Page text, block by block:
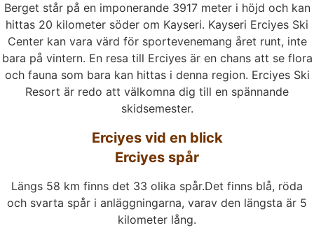
Berget står på en imponerande 3917 meter i höjd och kan
hittas 20 kilometer söder om Kayseri. Kayseri Erciyes Ski
Center kan vara värd för sportevenemang året runt, inte
bara på vintern. En resa till Erciyes är en chans att se flora
och fauna som bara kan hittas i denna region. Erciyes Ski
Resort är redo att välkomna dig till en spännande
skidsemester.
Erciyes vid en blick
Erciyes spår
Längs 58 km finns det 33 olika spår.Det finns blå, röda
och svarta spår i anläggningarna, varav den längsta är 5
kilometer lång.